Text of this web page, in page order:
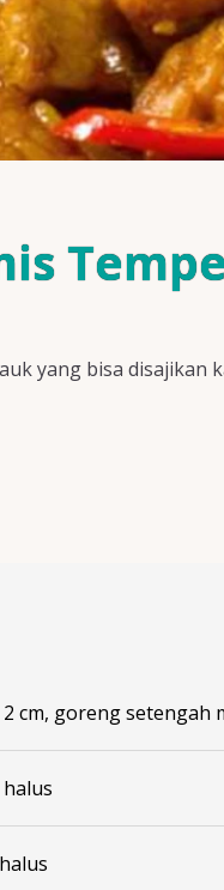
yang bisa disajikan
cm, goreng setengah